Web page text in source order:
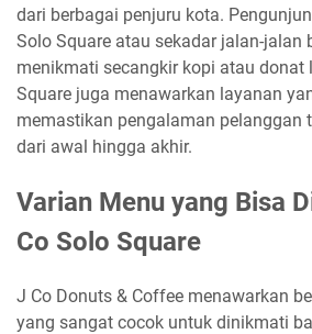
dari berbagai penjuru kota.
Solo Square atau sekadar jalan-jalan
menikmati secangkir kopi atau donat
Square juga menawarkan layanan
memastikan pengalaman pelanggan
dari awal hingga akhir.
Varian Menu yang Bisa
Co Solo Square
J Co Donuts & Coffee menawarkan
yang sangat cocok untuk dinikmati